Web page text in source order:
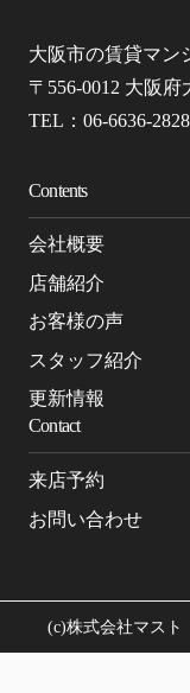
大阪市の賃貸マン
〒556-0012 大阪
TEL：06-6636-
Contents
会社概要
店舗紹介
お客様の声
スタッフ紹介
更新情報
Contact
来店予約
お問い合わせ
(c)株式会社マスト